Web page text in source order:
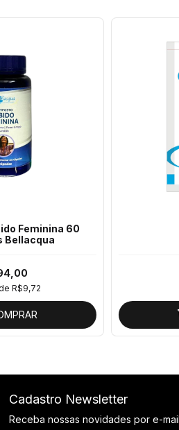
Feminina 60
Bellacqua
R$9,72
Cadastro Newsletter
Receba nossas novidades por e-mail